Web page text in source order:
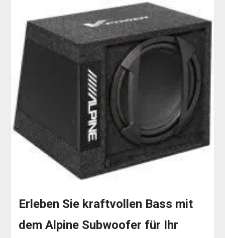
Erleben Sie kraftvollen Bass mit
dem Alpine Subwoofer für Ihr